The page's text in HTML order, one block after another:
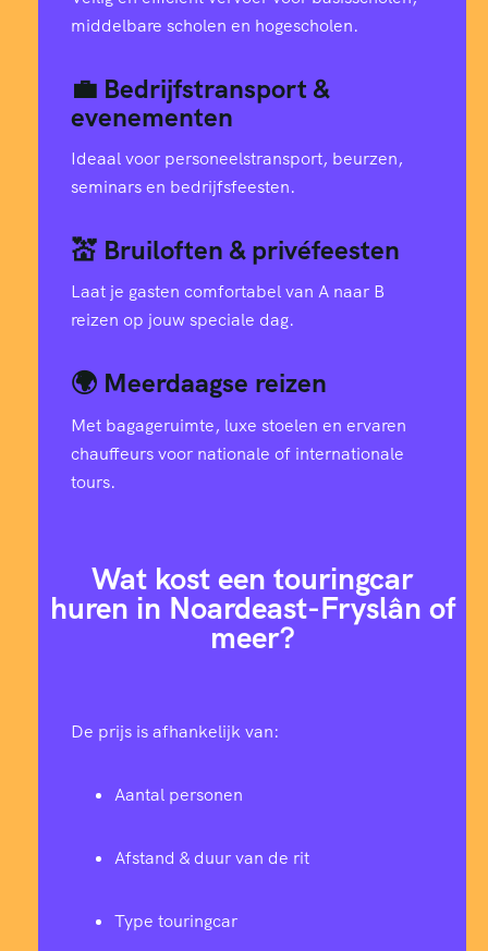
middelbare scholen en hogescholen.
💼 Bedrijfstransport &
evenementen
Ideaal voor personeelstransport, beurzen,
seminars en bedrijfsfeesten.
💒 Bruiloften & privéfeesten
Laat je gasten comfortabel van A naar B
reizen op jouw speciale dag.
🌍 Meerdaagse reizen
Met bagageruimte, luxe stoelen en ervaren
chauffeurs voor nationale of internationale
tours.
Wat kost een touringcar
huren in Noardeast-Fryslân of
meer?
De prijs is afhankelijk van:
Aantal personen
Afstand & duur van de rit
Type touringcar